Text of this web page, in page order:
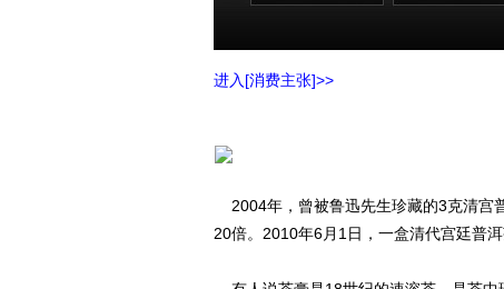
进入[消费主张]>>
2004年，曾被鲁迅先生珍藏的3克清宫
20倍。2010年6月1日，一盒清代宫廷普